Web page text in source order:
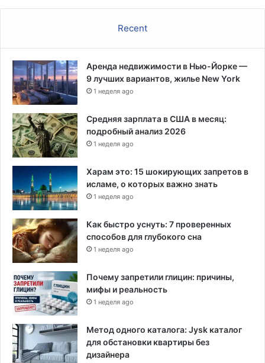
Recent
Аренда недвижимости в Нью-Йорке —
9 лучших вариантов, жилье New York
1 неделя ago
Средняя зарплата в США в месяц:
подробный анализ 2026
1 неделя ago
Харам это: 15 шокирующих запретов в
исламе, о которых важно знать
1 неделя ago
Как быстро уснуть: 7 проверенных
способов для глубокого сна
1 неделя ago
Почему запретили глицин: причины,
мифы и реальность
1 неделя ago
Метод одного каталога: Jysk каталог
для обстановки квартиры без
дизайнера